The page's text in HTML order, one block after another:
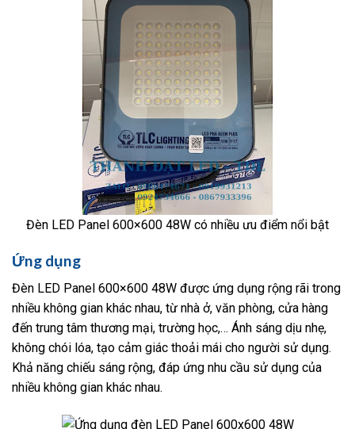
Đèn LED Panel 600×600 48W có nhiều ưu điểm nổi bật
Ứng dụng
Đèn LED Panel 600×600 48W được ứng dụng rộng rãi trong
nhiều không gian khác nhau, từ nhà ở, văn phòng, cửa hàng
đến trung tâm thương mại, trường học,… Ánh sáng dịu nhẹ,
không chói lóa, tạo cảm giác thoải mái cho người sử dụng.
Khả năng chiếu sáng rộng, đáp ứng nhu cầu sử dụng của
nhiều không gian khác nhau.